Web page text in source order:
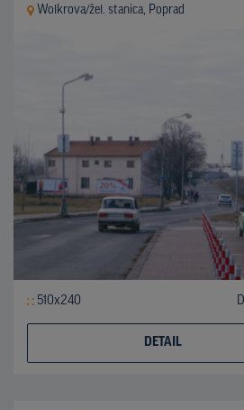
Wolkrova/žel. stanica, Poprad
510x240
DETAIL